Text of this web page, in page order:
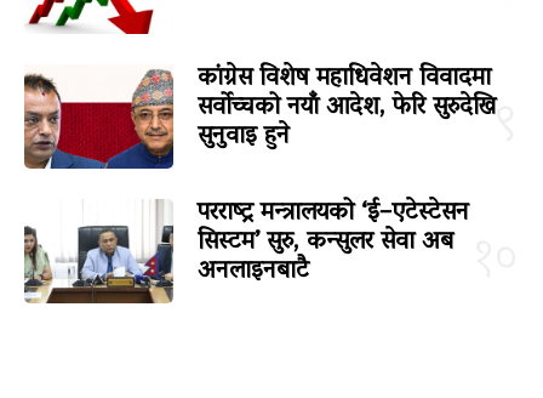
९
कांग्रेस विशेष महाधिवेशन विवादमा
सर्वोच्चको नयाँ आदेश, फेरि सुरुदेखि
सुनुवाइ हुने
परराष्ट्र मन्त्रालयको ‘ई–एटेस्टेसन
सिस्टम’ सुरु, कन्सुलर सेवा अब
अनलाइनबाटै